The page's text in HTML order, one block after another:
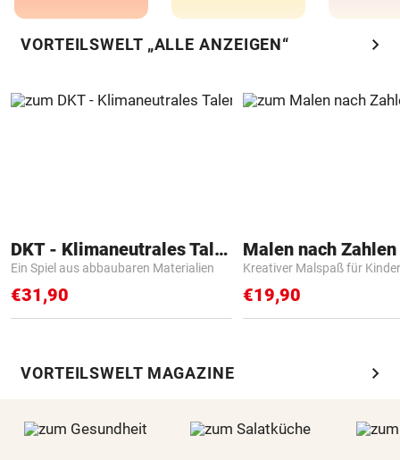
VORTEILSWELT „ALLE ANZEIGEN“ chevron_right
DKT - Klimaneutrales Talent
Ein Spiel aus abbaubaren Materialien
€31,90
Kreativer Malspaß für Kinder
€19,90
VORTEILSWELT MAGAZINE chevron_right